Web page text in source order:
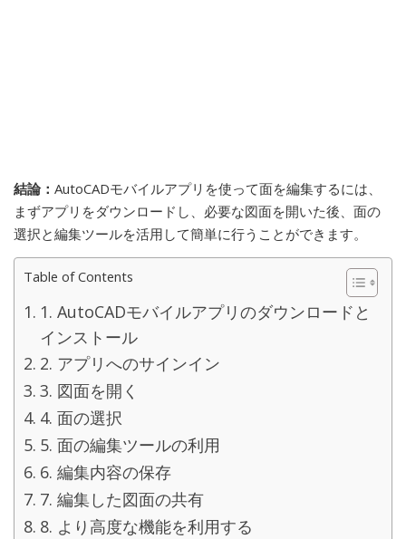
結論： AutoCADモバイルアプリを使って面を編集するには、
まずアプリをダウンロードし、必要な図面を開いた後、面の
選択と編集ツールを活用して簡単に行うことができます。
Table of Contents
1. AutoCADモバイルアプリのダウンロードと
インストール
2. アプリへのサインイン
3. 図面を開く
4. 面の選択
5. 面の編集ツールの利用
6. 編集内容の保存
7. 編集した図面の共有
8. より高度な機能を利用する